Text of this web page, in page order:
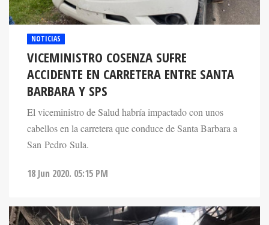
NOTICIAS
VICEMINISTRO COSENZA SUFRE
ACCIDENTE EN CARRETERA ENTRE SANTA
BARBARA Y SPS
El viceministro de Salud habría impactado con unos
cabellos en la carretera que conduce de Santa Barbara a
San Pedro Sula.
18 Jun 2020. 05:15 PM